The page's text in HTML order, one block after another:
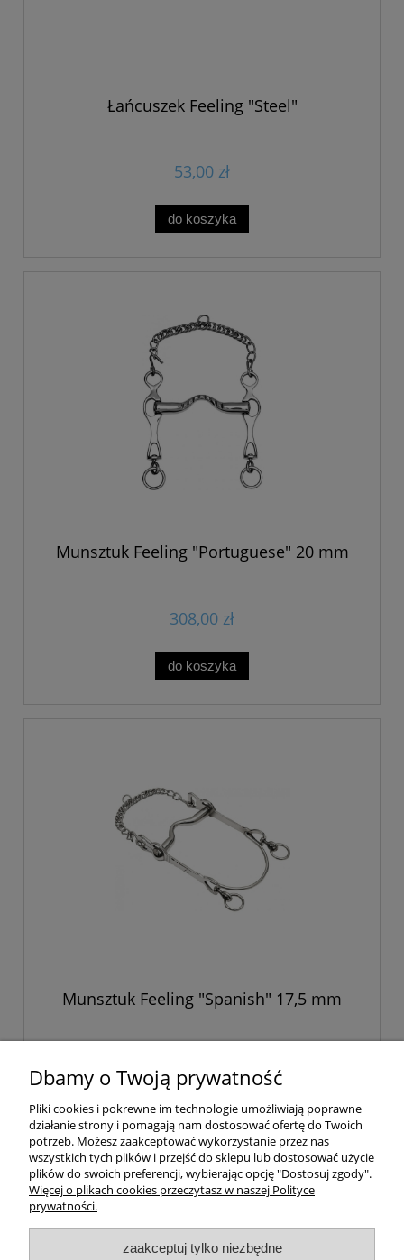
Łańcuszek Feeling "Steel"
53,00 zł
do koszyka
Munsztuk Feeling "Portuguese" 20 mm
308,00 zł
do koszyka
Munsztuk Feeling "Spanish" 17,5 mm
do koszyka
« 1 2 3 4 5 6 »
Twoje konto
Dbamy o Twoją prywatność
Pliki cookies i pokrewne im technologie umożliwiają poprawne
działanie strony i pomagają nam dostosować ofertę do Twoich
potrzeb. Możesz zaakceptować wykorzystanie przez nas
wszystkich tych plików i przejść do sklepu lub dostosować użycie
plików do swoich preferencji, wybierając opcję "Dostosuj zgody".
Więcej o plikach cookies przeczytasz w naszej Polityce
prywatności.
zaakceptuj tylko niezbędne